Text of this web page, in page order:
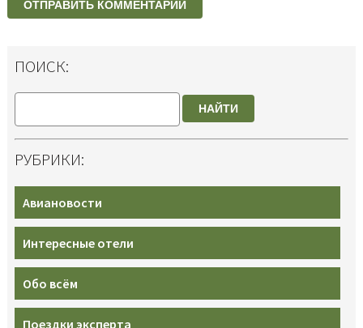
ПОИСК:
НАЙТИ
РУБРИКИ:
Авиановости
Интересные отели
Обо всём
Поездки эксперта